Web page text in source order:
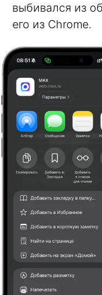
выбивался из
его из Chrome.